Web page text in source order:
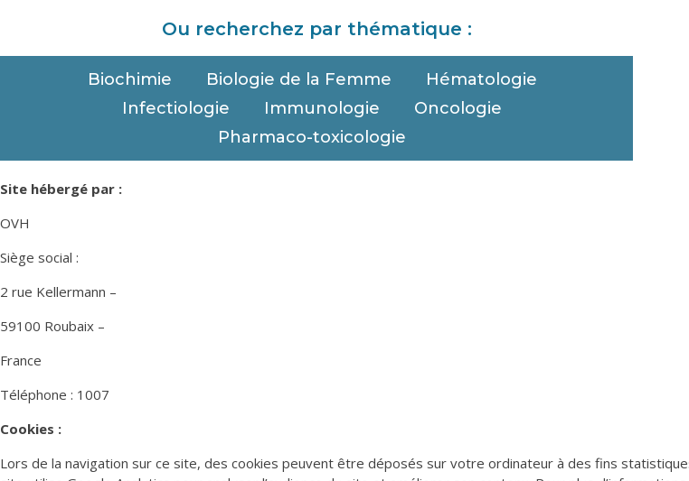
Ou recherchez par thématique :
Biochimie Biologie de la Femme
Hématologie
Infectiologie
Immunologie
Oncologie
Pharmaco-toxicologie
Site hébergé par :
OVH
Siège social :
2 rue Kellermann –
59100 Roubaix –
France
Téléphone : 1007
Cookies :
Lors de la navigation sur ce site, des cookies peuvent être déposés sur votre ordinateur à des fins